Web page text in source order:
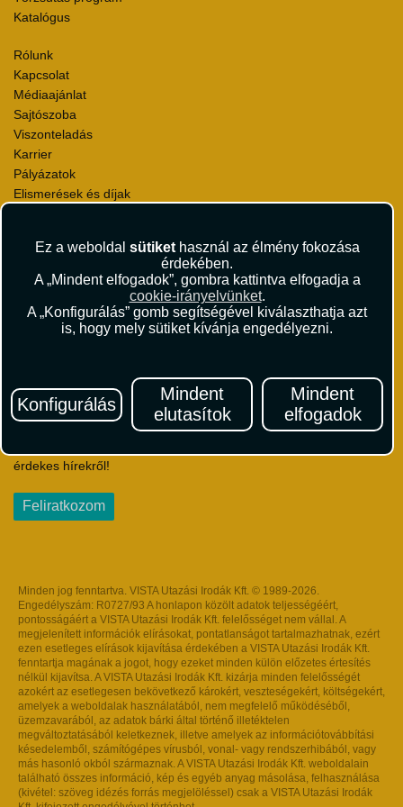
Ez a weboldal sütikethasznál az élmény fokozása
érdekében.
A „Mindent elfogadok”, gombra kattintva elfogadja a
cookie-irányelvünket.
A „Konfigurálás” gomb segítségével kiválaszthatja azt
is, hogy mely sütiket kívánja engedélyezni.
Konfigurálás
Mindent
elutasítok
Mindent
elfogadok
Katalógus
Rólunk
Kapcsolat
Médiaajánlat
Sajtószoba
Viszonteladás
Karrier
Pályázatok
Elismerések és díjak
Utazási Csomag Szerződési Feltételek
Útlemondás-biztosítás Szerződési Feltételek
Utasbiztosítás Szerződési Feltételek
Repülőjegy Szerződési Feltételek
Adatvédelem
Hírlevél
Iratkozzon fel Magyarország egyik legszínesebb utazási
érdekes hírekről!
Feliratkozom
Minden jog fenntartva. VISTA Utazási Irodák Kft. © 1989-2026.
Engedélyszám: R0727/93 A honlapon közölt adatok teljességéért,
pontosságáért a VISTA Utazási Irodák Kft. felelősséget nem vállal. A
megjelenített információk elírásokat, pontatlanságot tartalmazhatnak, ezért
ezen esetleges elírások kijavítása érdekében a VISTA Utazási Irodák Kft.
fenntartja magának a jogot, hogy ezeket minden külön előzetes értesítés
nélkül kijavítsa. A VISTA Utazási Irodák Kft. kizárja minden felelősségét
azokért az esetlegesen bekövetkező károkért, veszteségekért, költségekért,
amelyek a weboldalak használatából, nem megfelelő működéséből,
üzemzavarából, az adatok bárki által történő illetéktelen
megváltoztatásából keletkeznek, illetve amelyek az információtovábbítási
késedelemből, számítógépes vírusból, vonal- vagy rendszerhibából, vagy
más hasonló okból származnak. A VISTA Utazási Irodák Kft. weboldalain
található összes információ, kép és egyéb anyag másolása, felhasználása
(kivétel: szöveg idézés forrás megjelöléssel) csak a VISTA Utazási Irodák